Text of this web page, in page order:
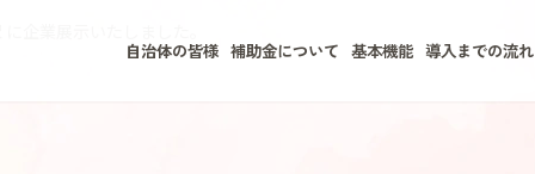
自治体の皆様 補助金について 基本機能 導入までの流れ